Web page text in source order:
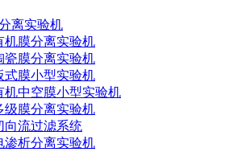
离实验机
机膜分离实验机
瓷膜分离实验机
式膜小型实验机
机中空膜小型实验机
级膜分离实验机
向流过滤系统
渗析分离实验机